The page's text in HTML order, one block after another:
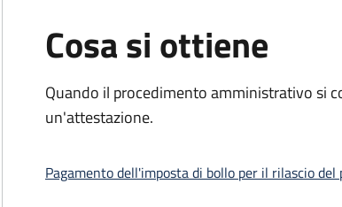
Cosa si ottiene
Quando il procedimento amministrativo si
un'attestazione.
Pagamento dell'imposta di bollo per il rilascio